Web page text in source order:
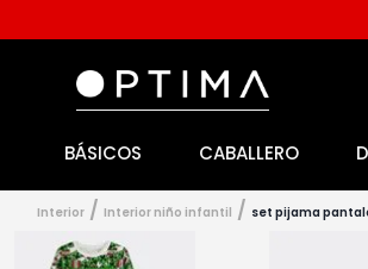
BÁSICOS CABALLERO
interior interior niño infantil set pijama
licencia
playeras caballero
playeras dama